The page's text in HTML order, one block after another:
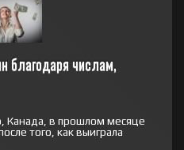
благодаря числам,
Канада, в прошлом месяце
того, как выиграла